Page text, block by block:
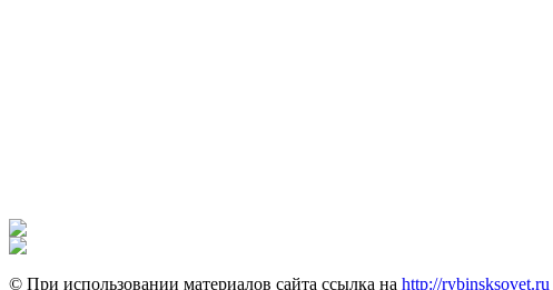
© При использовании материалов сайта ссылка на http://rybinsksovet.ru